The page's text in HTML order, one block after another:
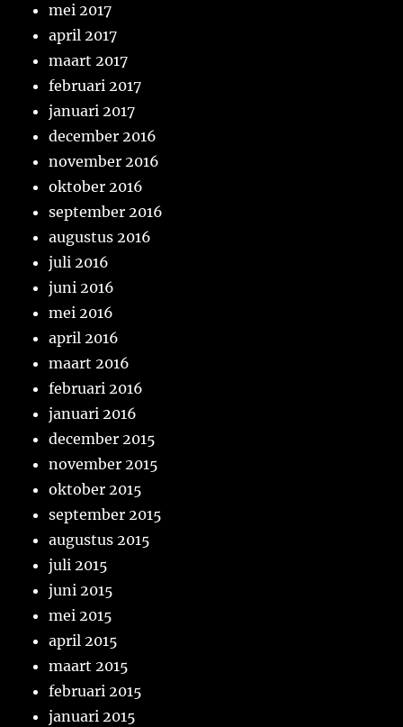
mei 2017
april 2017
maart 2017
februari 2017
januari 2017
december 2016
november 2016
oktober 2016
september 2016
augustus 2016
juli 2016
juni 2016
mei 2016
april 2016
maart 2016
februari 2016
januari 2016
december 2015
november 2015
oktober 2015
september 2015
augustus 2015
juli 2015
juni 2015
mei 2015
april 2015
maart 2015
februari 2015
januari 2015